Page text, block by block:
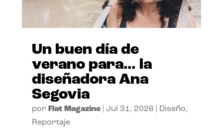
Un buen día de
verano para… la
diseñadora Ana
Segovia
por Flat Magazine| Jul 31, 2026 Diseño,
Reportaje